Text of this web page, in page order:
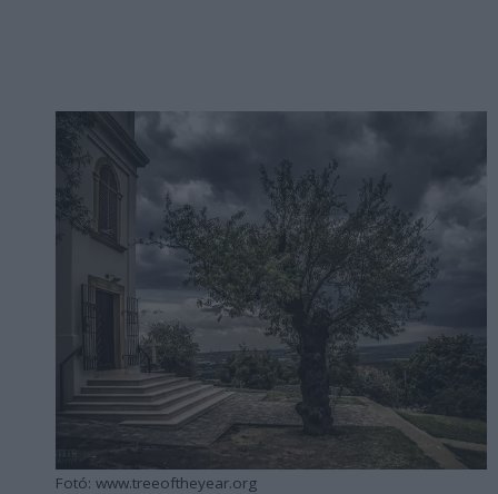
Fotó: www.treeoftheyear.org